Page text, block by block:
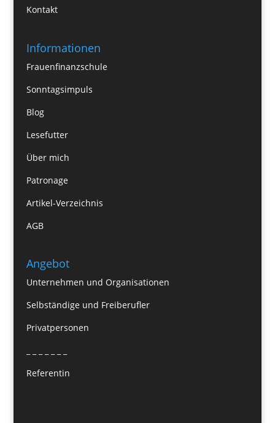
Kontakt
Informationen
Frauenfinanzschule
Sonntagsimpuls
Blog
Lesefutter
Über mich
Patronage
Artikel-Verzeichnis
AGB
Angebot
Unternehmen und Organisationen
Selbständige und Freiberufler
Privatpersonen
Referentin